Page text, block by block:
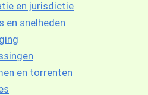
en jurisdictie
en snelheden
en torrenten